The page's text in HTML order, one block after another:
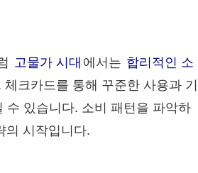
고물가 시대 에서는 합리적인 소
크카드를 통해 꾸준한 사용과 기
수 있습니다. 소비 패턴을 파악하
의 시작입니다.